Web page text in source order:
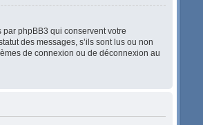
par phpBB3 qui conservent votre
des messages, s’ils sont lus ou non
de connexion ou de déconnexion au